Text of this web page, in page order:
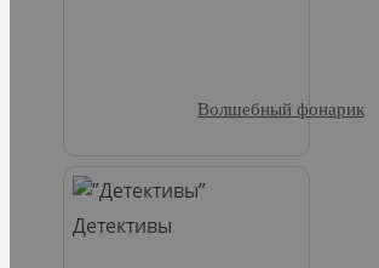
Детективы
Волшебный фонарик